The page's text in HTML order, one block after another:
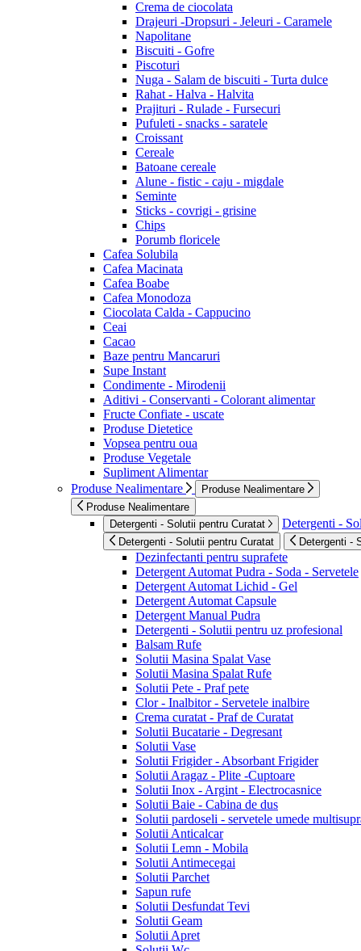
Crema de ciocolata
Drajeuri -Dropsuri - Jeleuri - Caramele
Napolitane
Biscuiti - Gofre
Piscoturi
Nuga - Salam de biscuiti - Turta dulce
Rahat - Halva - Halvita
Prajituri - Rulade - Fursecuri
Pufuleti - snacks - saratele
Croissant
Cereale
Batoane cereale
Alune - fistic - caju - migdale
Seminte
Sticks - covrigi - grisine
Chips
Porumb floricele
Cafea Solubila
Cafea Macinata
Cafea Boabe
Cafea Monodoza
Ciocolata Calda - Cappucino
Ceai
Cacao
Baze pentru Mancaruri
Supe Instant
Condimente - Mirodenii
Aditivi - Conservanti - Colorant alimentar
Fructe Confiate - uscate
Produse Dietetice
Vopsea pentru oua
Produse Vegetale
Supliment Alimentar
Produse Nealimentare
Produse Nealimentare
Produse Nealimentare
Detergenti - Solutii pentru Curatat
Detergenti -
Detergenti - Solutii pentru Curatat Detergenti -
Dezinfectanti pentru suprafete
Detergent Automat Pudra - Soda - Servetele
Detergent Automat Lichid - Gel
Detergent Automat Capsule
Detergent Manual Pudra
Detergenti - Solutii pentru uz profesional
Balsam Rufe
Solutii Masina Spalat Vase
Solutii Masina Spalat Rufe
Solutii Pete - Praf pete
Clor - Inalbitor - Servetele inalbire
Crema curatat - Praf de Curatat
Solutii Bucatarie - Degresant
Solutii Vase
Solutii Frigider - Absorbant Frigider
Solutii Aragaz - Plite -Cuptoare
Solutii Inox - Argint - Electrocasnice
Solutii Baie - Cabina de dus
Solutii pardoseli - servetele umede
Solutii Anticalcar
Solutii Lemn - Mobila
Solutii Antimecegai
Solutii Parchet
Sapun rufe
Solutii Desfundat Tevi
Solutii Geam
Solutii Apret